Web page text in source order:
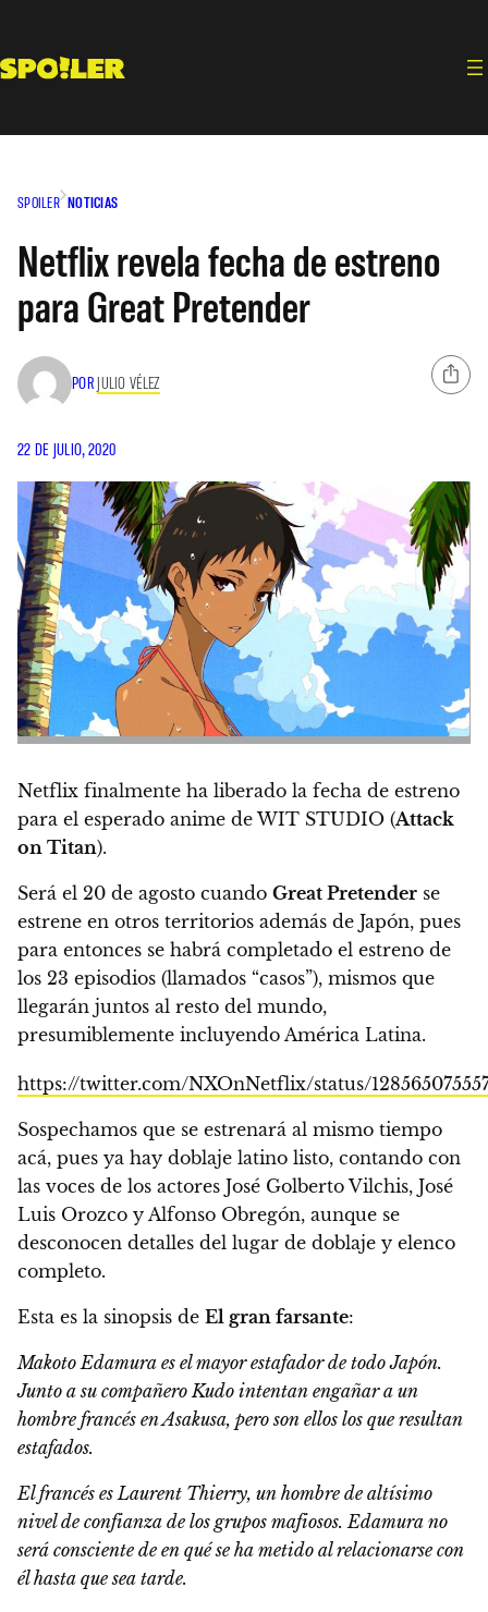
contenido
SPOILER NOTICIAS
Netflix revela fecha de estreno
para Great Pretender
POR JULIO VÉLEZ
22 DE JULIO, 2020
Netflix finalmente ha liberado la fecha de estreno
para el esperado anime de WIT STUDIO (Attack
on Titan).
Será el 20 de agosto cuando Great Pretender se
estrene en otros territorios además de Japón, pues
para entonces se habrá completado el estreno de
los 23 episodios (llamados “casos”), mismos que
llegarán juntos al resto del mundo,
presumiblemente incluyendo América Latina.
https://twitter.com/NXOnNetflix/status/
Sospechamos que se estrenará al mismo tiempo
acá, pues ya hay doblaje latino listo, contando con
las voces de los actores José Golberto Vilchis, José
Luis Orozco y Alfonso Obregón, aunque se
desconocen detalles del lugar de doblaje y elenco
completo.
Esta es la sinopsis de El gran farsante:
Makoto Edamura es el mayor estafador de todo Japón.
Junto a su compañero Kudo intentan engañar a un
hombre francés en Asakusa, pero son ellos los que resultan
estafados.
El francés es Laurent Thierry, un hombre de altísimo
nivel de confianza de los grupos mafiosos. Edamura no
será consciente de en qué se ha metido al relacionarse con
él hasta que sea tarde.